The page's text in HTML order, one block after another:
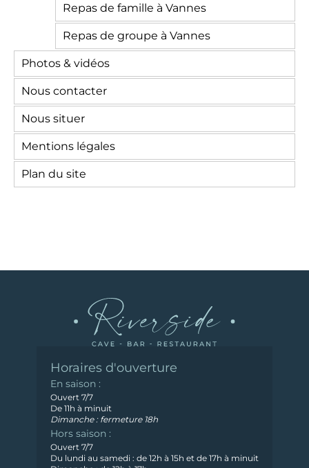
Repas de famille à Vannes
Repas de groupe à Vannes
Photos & vidéos
Nous contacter
Nous situer
Mentions légales
Plan du site
Horaires d'ouverture
En saison :
Ouvert 7/7
De 11h à minuit
Dimanche : fermeture 18h
Hors saison :
Ouvert 7/7
Du lundi au samedi : de 12h à 15h et de 17h à minuit